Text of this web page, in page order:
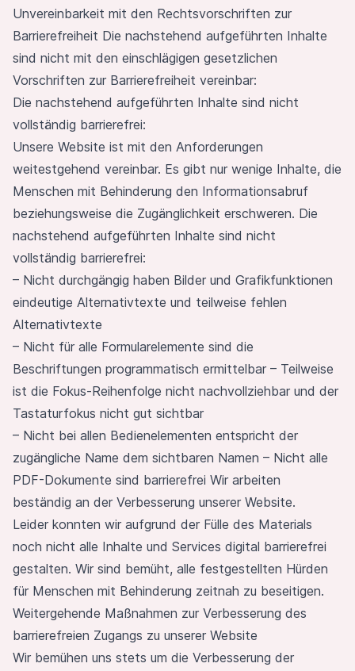
Unvereinbarkeit mit den Rechtsvorschriften zur
Barrierefreiheit Die nachstehend aufgeführten Inhalte
sind nicht mit den einschlägigen gesetzlichen
Vorschriften zur Barrierefreiheit vereinbar:
Die nachstehend aufgeführten Inhalte sind nicht
vollständig barrierefrei:
Unsere Website ist mit den Anforderungen
weitestgehend vereinbar. Es gibt nur wenige Inhalte, die
Menschen mit Behinderung den Informationsabruf
beziehungsweise die Zugänglichkeit erschweren. Die
nachstehend aufgeführten Inhalte sind nicht
vollständig barrierefrei:
– Nicht durchgängig haben Bilder und Grafikfunktionen
eindeutige Alternativtexte und teilweise fehlen
Alternativtexte
– Nicht für alle Formularelemente sind die
Beschriftungen programmatisch ermittelbar – Teilweise
ist die Fokus-Reihenfolge nicht nachvollziehbar und der
Tastaturfokus nicht gut sichtbar
– Nicht bei allen Bedienelementen entspricht der
zugängliche Name dem sichtbaren Namen – Nicht alle
PDF-Dokumente sind barrierefrei Wir arbeiten
beständig an der Verbesserung unserer Website.
Leider konnten wir aufgrund der Fülle des Materials
noch nicht alle Inhalte und Services digital barrierefrei
gestalten. Wir sind bemüht, alle festgestellten Hürden
für Menschen mit Behinderung zeitnah zu beseitigen.
Weitergehende Maßnahmen zur Verbesserung des
barrierefreien Zugangs zu unserer Website
Wir bemühen uns stets um die Verbesserung der